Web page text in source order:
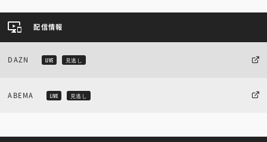
配信情報
DAZN LIVE 見逃し
ABEMA LIVE 見逃し